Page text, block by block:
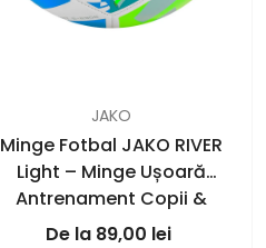
JAKO
Minge Fotbal JAKO RIVER
Light – Minge Ușoară
Antrenament Copii &
Juniori | JAKO Romania
89,00 lei